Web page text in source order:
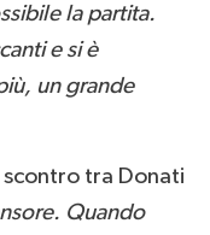
la partita.
e si è
un grande
scontro tra Donati
Quando